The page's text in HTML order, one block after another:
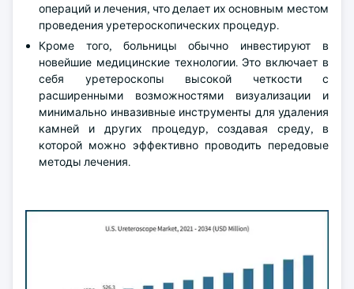
операций и лечения, что делает их основным местом
проведения уретероскопических процедур.
Кроме того, больницы обычно инвестируют в
новейшие медицинские технологии. Это включает в
себя уретероскопы высокой четкости с
расширенными возможностями визуализации и
минимально инвазивные инструменты для удаления
камней и других процедур, создавая среду, в
которой можно эффективно проводить передовые
методы лечения.